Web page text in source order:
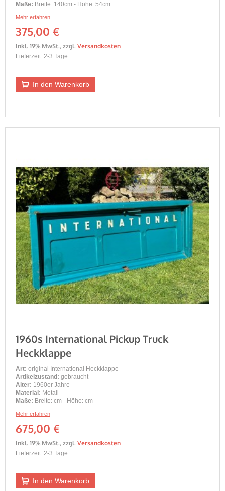
Maße: Breite: 140cm - Höhe: 54cm
Mehr erfahren
375,00 €
Inkl. 19% MwSt., zzgl. Versandkosten
Lieferzeit: 2-3 Tage
In den Warenkorb
1960s International Pickup Truck
Heckklappe
Art: original International Heckklappe
Artikelzustand: gebraucht
Alter: 1960er Jahre
Material: Metall
Maße: Breite: cm - Höhe: cm
Mehr erfahren
675,00 €
Inkl. 19% MwSt., zzgl. Versandkosten
Lieferzeit: 2-3 Tage
In den Warenkorb